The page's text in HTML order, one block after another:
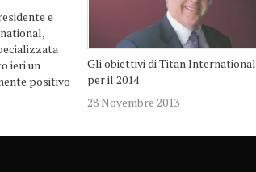
e
ieri un
positivo
Gli obiettivi di Titan International
per il 2014
28 Novembre 2013